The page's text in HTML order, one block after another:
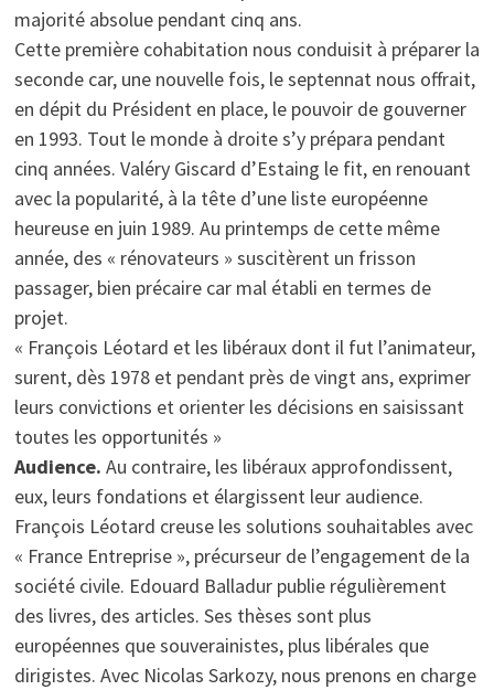
majorité absolue pendant cinq ans.
Cette première cohabitation nous conduisit à préparer la
seconde car, une nouvelle fois, le septennat nous offrait,
en dépit du Président en place, le pouvoir de gouverner
en 1993. Tout le monde à droite s’y prépara pendant
cinq années. Valéry Giscard d’Estaing le fit, en renouant
avec la popularité, à la tête d’une liste européenne
heureuse en juin 1989. Au printemps de cette même
année, des « rénovateurs » suscitèrent un frisson
passager, bien précaire car mal établi en termes de
projet.
« François Léotard et les libéraux dont il fut l’animateur,
surent, dès 1978 et pendant près de vingt ans, exprimer
leurs convictions et orienter les décisions en saisissant
toutes les opportunités »
Audience. Au contraire, les libéraux approfondissent,
eux, leurs fondations et élargissent leur audience.
François Léotard creuse les solutions souhaitables avec
« France Entreprise », précurseur de l’engagement de la
société civile. Edouard Balladur publie régulièrement
des livres, des articles. Ses thèses sont plus
européennes que souverainistes, plus libérales que
dirigistes. Avec Nicolas Sarkozy, nous prenons en charge